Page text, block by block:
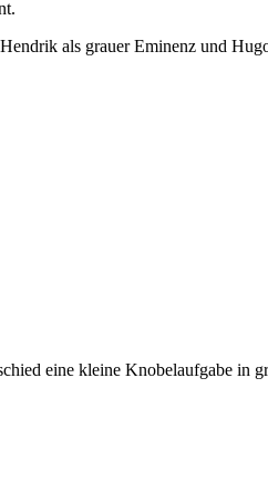
als grauer Eminenz und
eine kleine Knobelaufgabe